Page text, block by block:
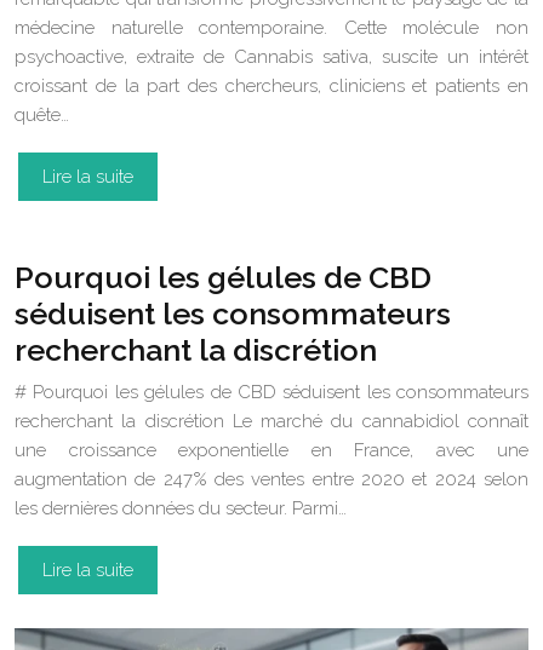
médecine naturelle contemporaine. Cette molécule non
psychoactive, extraite de Cannabis sativa, suscite un intérêt
croissant de la part des chercheurs, cliniciens et patients en
quête…
Lire la suite
Pourquoi les gélules de CBD
séduisent les consommateurs
recherchant la discrétion
# Pourquoi les gélules de CBD séduisent les consommateurs
recherchant la discrétion Le marché du cannabidiol connaît
une croissance exponentielle en France, avec une
augmentation de 247% des ventes entre 2020 et 2024 selon
les dernières données du secteur. Parmi…
Lire la suite